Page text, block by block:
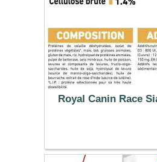
Royal Canin Race
39.99